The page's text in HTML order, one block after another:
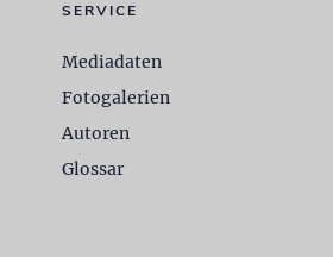
SERVICE
Mediadaten
Fotogalerien
Autoren
Glossar